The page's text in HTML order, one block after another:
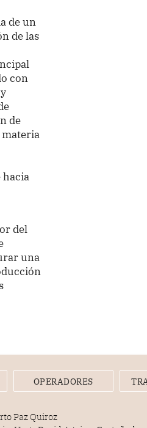
de un
de las
con
de
hacia
del
una
OPERADORES
Paz Quiroz